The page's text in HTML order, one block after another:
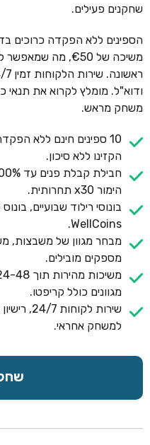
שחקנים פעילים.
משיכה של €50, מה
ודוא"ל. מומלץ לקרוא את תנאי
משחק מראש.
10 ספינים חינם ללא
הקזינו ללא סיכון.
הימור x30 תחרותית.
WellCoins.
מבחר מגוון של משבצות,
מספקים מובילים.
מגוונים כולל קריפטו.
למשחק אחראי.